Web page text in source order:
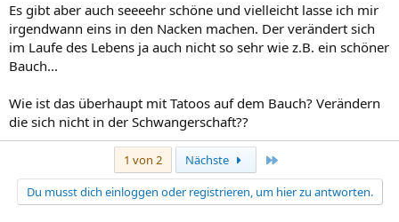
Es gibt aber auch seeeehr schöne und vielleicht lasse ich mir
irgendwann eins in den Nacken machen. Der verändert sich
im Laufe des Lebens ja auch nicht so sehr wie z.B. ein schöner
Bauch...
Wie ist das überhaupt mit Tatoos auf dem Bauch? Verändern
die sich nicht in der Schwangerschaft??
1 von 2 Nächste
Du musst dich einloggen oder registrieren, um hier zu antworten.